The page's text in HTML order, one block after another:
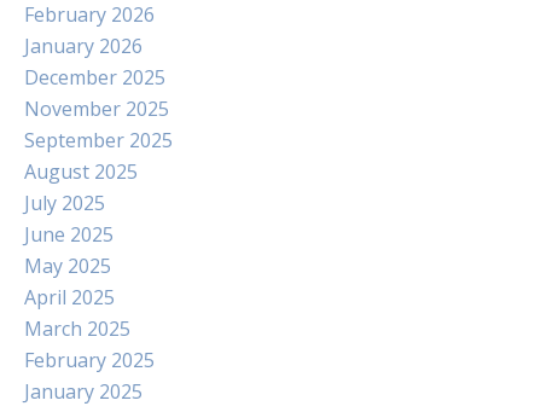
February 2026
January 2026
December 2025
November 2025
September 2025
August 2025
July 2025
June 2025
May 2025
April 2025
March 2025
February 2025
January 2025